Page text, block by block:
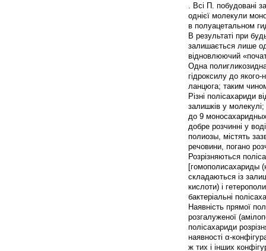
. Всі П. побудовані
однієї молекули
в полуацетальном
В результаті при
залишається лише
відновлюючий
Одна
гідроксилу до
ланцюга; таким
Різні полісахариди
залишків у молекулі;
до 9
добре розчинні у
полиозы, містять
речовини, погано
Розрізняються
[гомополисахариды
складаються із
кислоти) і
бактеріальні
Наявність прямої
розгалуженої
полісахариди
наявності α-
ж тих і інших